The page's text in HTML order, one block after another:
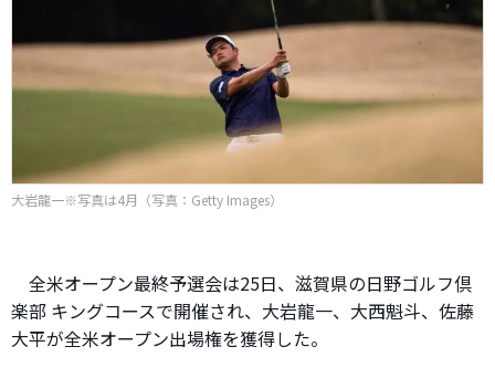
大岩龍一※写真は4月（写真：Getty Images）
全米オープン最終予選会は25日、滋賀県の日野ゴルフ倶
楽部 キングコースで開催され、大岩龍一、大西魁斗、佐藤
大平が全米オープン出場権を獲得した。